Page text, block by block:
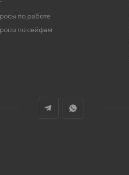
по работе
по сейфам